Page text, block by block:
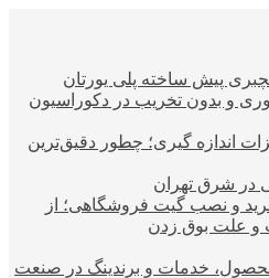
گچبری پیش ساخته پلی یورتان
و بدون تخریب در دکوراسیون
اندازه گیری؛ چطور دقیق‌ترین
در شرق تهران
و نصب گیت فروشگاهی؛ از
و علت بوق زدن
محصول، خدمات و برندینگ در صنعت